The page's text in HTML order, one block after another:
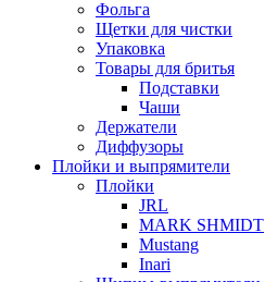
Фольга
Щетки для чистки
Упаковка
Товары для бритья
Подставки
Чаши
Держатели
Диффузоры
Плойки и выпрямители
Плойки
JRL
MARK SHMIDT
Mustang
Inari